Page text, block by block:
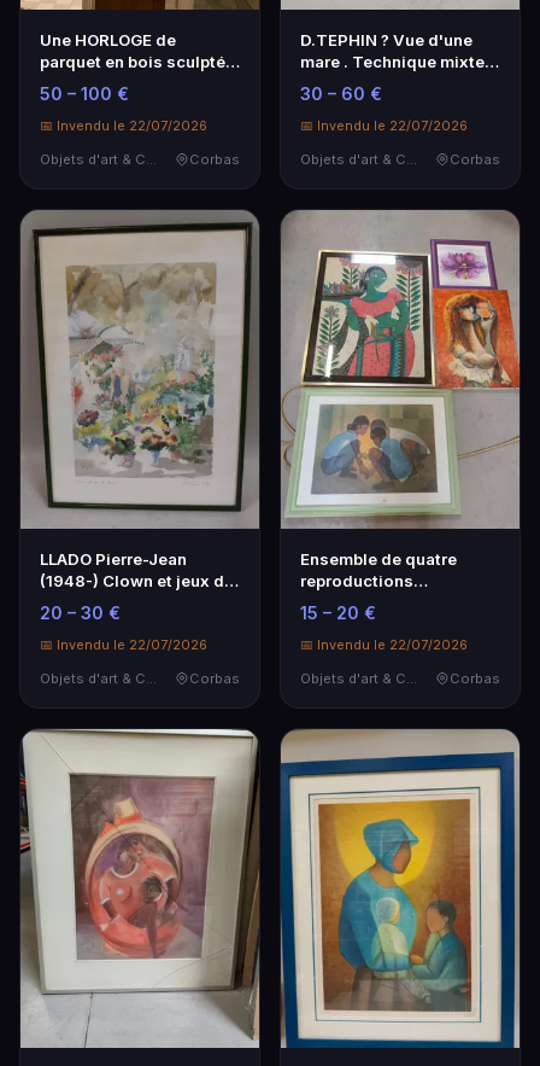
Une HORLOGE de
parquet en bois sculpté
et mécanisme. Travail…
50 – 100 €
📅 Invendu le 22/07/2026
Objets d'art & Curiosités
Corbas
D.TEPHIN ? Vue d'une
mare . Technique mixte
sur papier signé…
30 – 60 €
📅 Invendu le 22/07/2026
Objets d'art & Curiosités
Corbas
LLADO Pierre-Jean
(1948-) Clown et jeux de
fleurs .
20 – 30 €
📅 Invendu le 22/07/2026
Objets d'art & Curiosités
Corbas
Ensemble de quatre
reproductions
comprenant :
15 – 20 €
📅 Invendu le 22/07/2026
Objets d'art & Curiosités
Corbas